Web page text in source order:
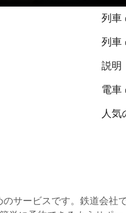
列車
列車
説明
電車
人気
サービスです。鉄道会